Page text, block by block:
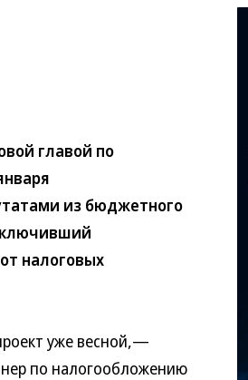
главой по
из бюджетного
налоговых
уже весной,—
по налогообложению